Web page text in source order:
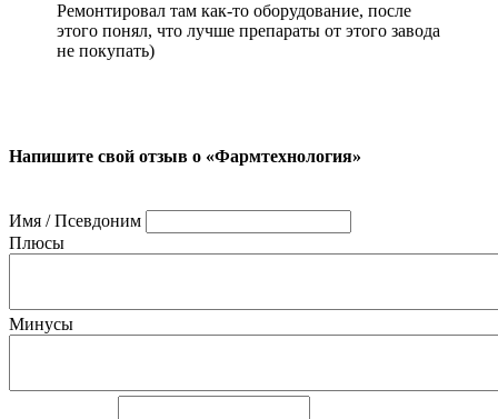
Ремонтировал там как-то оборудование, после
этого понял, что лучше препараты от этого завода
не покупать)
Напишите свой отзыв о «Фармтехнология»
Имя / Псевдоним
Плюсы
Минусы